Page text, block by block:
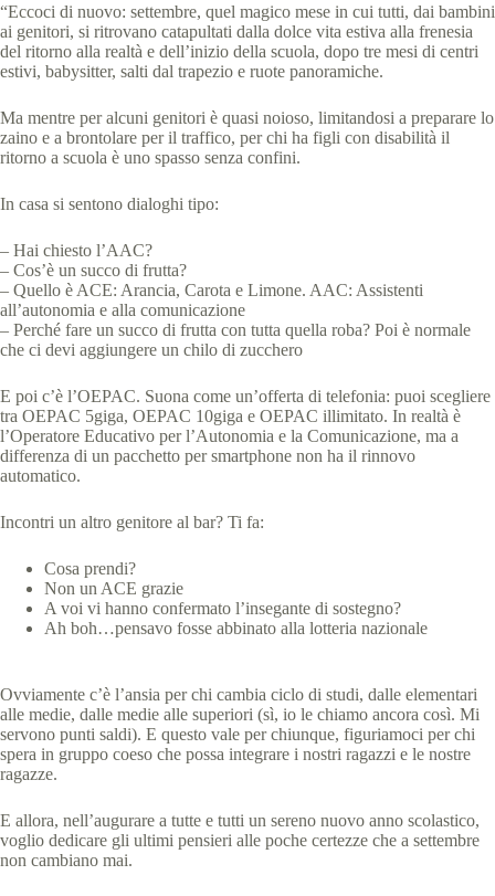
“Eccoci di nuovo: settembre, quel magico mese in cui tutti, dai bambini
ai genitori, si ritrovano catapultati dalla dolce vita estiva alla frenesia
del ritorno alla realtà e dell’inizio della scuola, dopo tre mesi di centri
estivi, babysitter, salti dal trapezio e ruote panoramiche.
Ma mentre per alcuni genitori è quasi noioso, limitandosi a preparare lo
zaino e a brontolare per il traffico, per chi ha figli con disabilità il
ritorno a scuola è uno spasso senza confini.
In casa si sentono dialoghi tipo:
– Hai chiesto l’AAC?
– Cos’è un succo di frutta?
– Quello è ACE: Arancia, Carota e Limone. AAC: Assistenti
all’autonomia e alla comunicazione
– Perché fare un succo di frutta con tutta quella roba? Poi è normale
che ci devi aggiungere un chilo di zucchero
E poi c’è l’OEPAC. Suona come un’offerta di telefonia: puoi scegliere
tra OEPAC 5giga, OEPAC 10giga e OEPAC illimitato. In realtà è
l’Operatore Educativo per l’Autonomia e la Comunicazione, ma a
differenza di un pacchetto per smartphone non ha il rinnovo
automatico.
Incontri un altro genitore al bar? Ti fa:
Cosa prendi?
Non un ACE grazie
A voi vi hanno confermato l’insegante di sostegno?
Ah boh…pensavo fosse abbinato alla lotteria nazionale
Ovviamente c’è l’ansia per chi cambia ciclo di studi, dalle elementari
alle medie, dalle medie alle superiori (sì, io le chiamo ancora così. Mi
servono punti saldi). E questo vale per chiunque, figuriamoci per chi
spera in gruppo coeso che possa integrare i nostri ragazzi e le nostre
ragazze.
E allora, nell’augurare a tutte e tutti un sereno nuovo anno scolastico,
voglio dedicare gli ultimi pensieri alle poche certezze che a settembre
non cambiano mai.